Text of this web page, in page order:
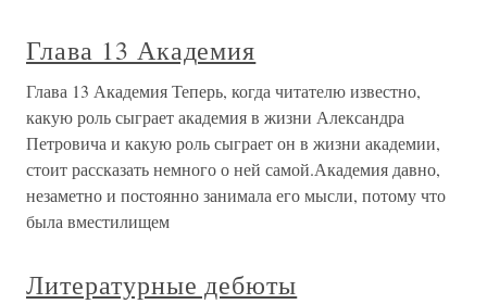
Глава 13 Академия
Глава 13 Академия Теперь, когда читателю известно,
какую роль сыграет академия в жизни Александра
Петровича и какую роль сыграет он в жизни академии,
стоит рассказать немного о ней самой.Академия давно,
незаметно и постоянно занимала его мысли, потому что
была вместилищем
Литературные дебюты